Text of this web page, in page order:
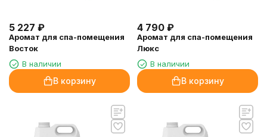
5 227 ₽
Аромат для спа-помещения
Восток
В наличии
В корзину
4 790 ₽
Аромат для спа-помещения
Люкс
В наличии
В корзину